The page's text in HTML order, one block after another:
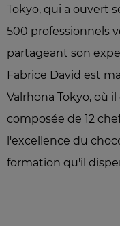
Tokyo, qui a ouvert
500 professionnels
partageant son
Fabrice David est
Valrhona Tokyo, où
composée de 12
l'excellence du
formation qu'il